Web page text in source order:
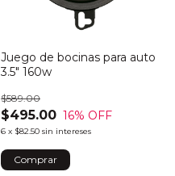
Juego de bocinas para auto
3.5" 160w
$495.00
$589.00
16% OFF
6 x $82.50 sin intereses